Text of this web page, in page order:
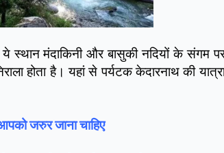
स्थान मंदाकिनी और बासुकी नदियों के संगम
होता है। यहां से पर्यटक केदारनाथ की
जरुर जाना चाहिए